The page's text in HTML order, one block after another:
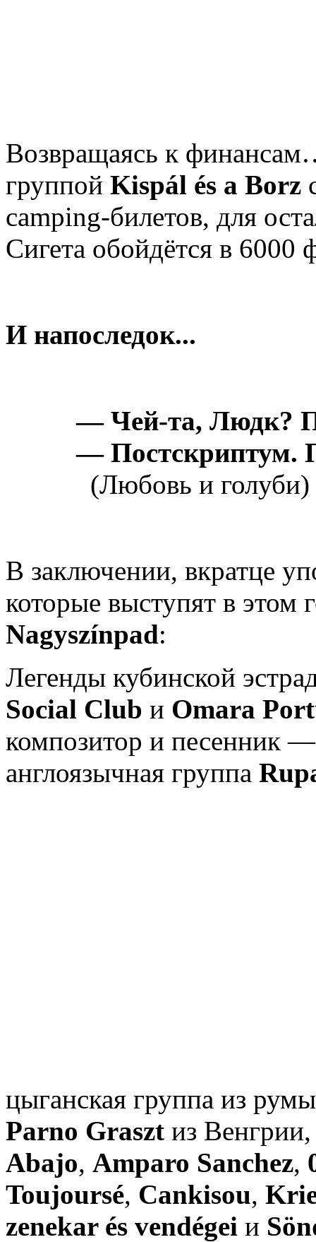
Возвращаясь к
группой Kispál és a Borz
camping-билетов, для
Сигета обойдётся в 6000
И напоследок...
— Чей-та, Людк?
— Постскриптум.
(Любовь и голуби)
В заключении, вкратце
которые выступят в этом
Nagyszínpad:
Легенды кубинской
Social Club и Omara
композитор и песенник
англоязычная группа
цыганская группа из
Parno Graszt из
Abajo, Amparo Sanchez,
Toujoursé, Cankisou,
zenekar és vendégei и